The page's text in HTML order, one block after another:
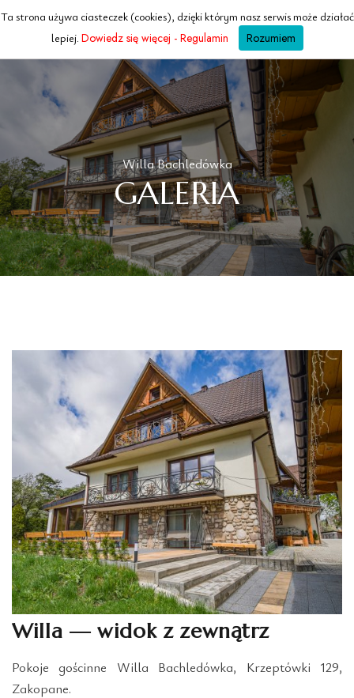
WILLA
Bachledowka
ZAKOPANE · TATRY
Willa Bachledówka
GALERIA
Willa — widok z zewnątrz
Pokoje gościnne Willa Bachledówka, Krzeptówki 129,
Zakopane.
Ta strona używa ciasteczek (cookies), dzięki którym nasz serwis może działać
lepiej. Dowiedz się więcej - Regulamin Rozumiem